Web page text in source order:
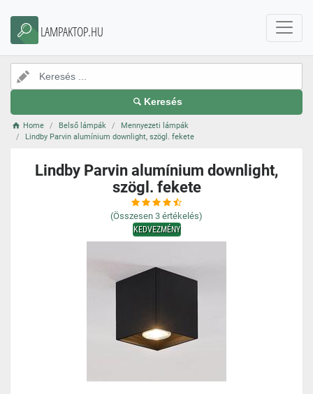
LAMPAKTOP.HU
Keresés
Home Belső lámpák
Mennyezeti lámpák
Lindby Parvin alumínium downlight, szögl. fekete
Lindby Parvin alumínium downlight,
szögl. fekete
(Összesen 3 értékelés)
KEDVEZMÉNY